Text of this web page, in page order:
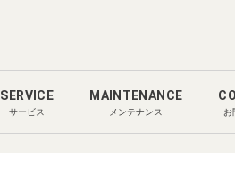
SERVICE
サービス
MAINTENANCE
メンテナンス お